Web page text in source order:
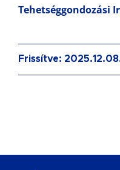
Tehetséggondozási
Frissítve: